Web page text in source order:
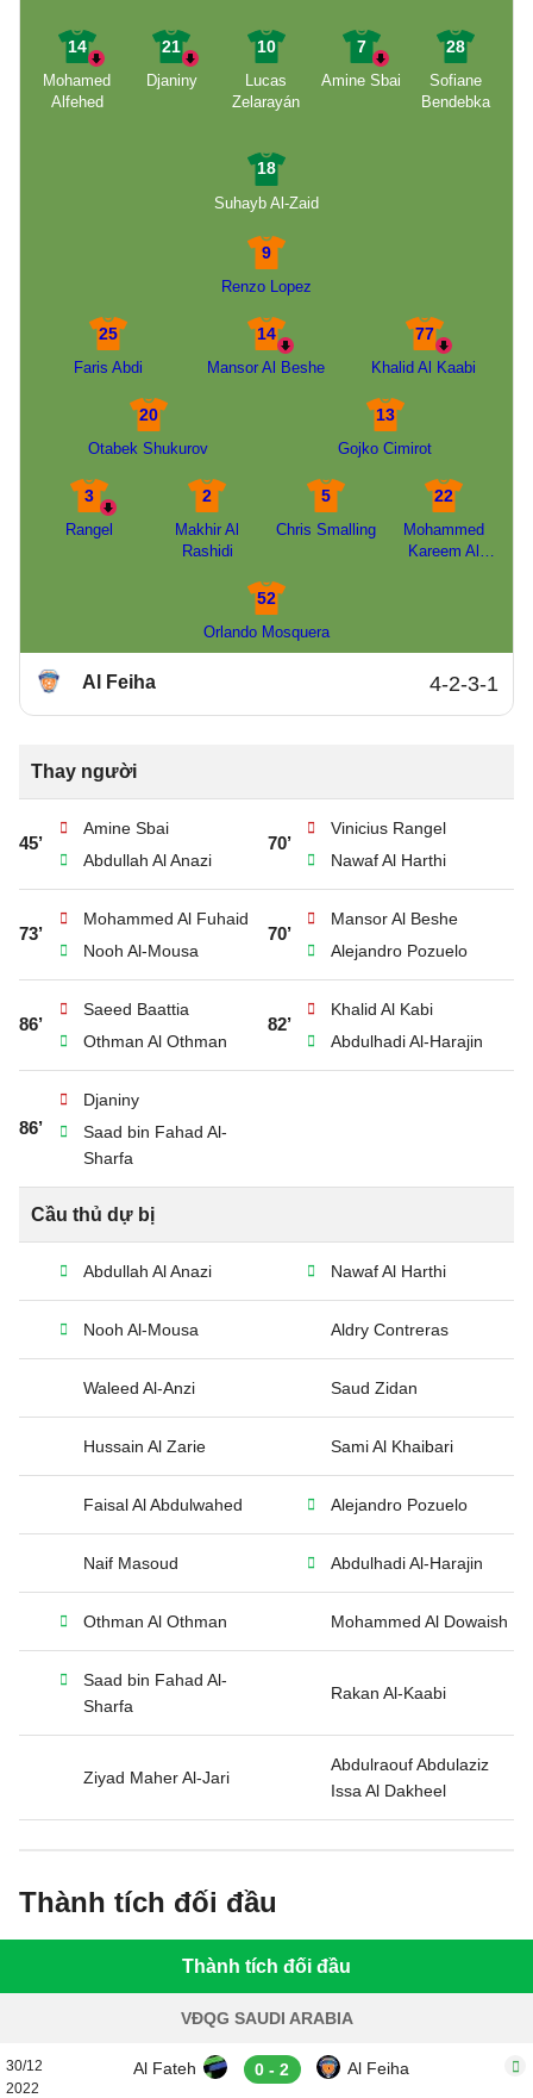
14
Mohamed
Alfehed
21
Djaniny
10
Lucas
Zelarayán
7
Amine Sbai
28
Sofiane
Bendebka
18
Suhayb Al-Zaid
9
Renzo Lopez
25
Faris Abdi
14
Mansor Al Beshe
77
Khalid Al Kaabi
20
Otabek Shukurov
13
Gojko Cimirot
3
Rangel
2
Makhir Al
Rashidi
5
Chris Smalling
22
Mohammed
Kareem Al
52
Orlando Mosquera
Al Feiha 4-2-3-1
Thay người
45’
Amine Sbai
Abdullah Al Anazi
70’
Vinicius Rangel
Nawaf Al Harthi
73’
Mohammed Al Fuhaid
Nooh Al-Mousa
70’
Mansor Al Beshe
Alejandro Pozuelo
86’
Saeed Baattia
Othman Al Othman
82’
Khalid Al Kabi
Abdulhadi Al-Harajin
86’
Djaniny
Saad bin Fahad Al-
Sharfa
Cầu thủ dự bị
Abdullah Al Anazi Nawaf Al Harthi
Nooh Al-Mousa Aldry Contreras
Waleed Al-Anzi Saud Zidan
Hussain Al Zarie Sami Al Khaibari
Faisal Al Abdulwahed Alejandro Pozuelo
Naif Masoud Abdulhadi Al-Harajin
Othman Al Othman Mohammed Al Dowaish
Saad bin Fahad Al-
Sharfa
Rakan Al-Kaabi
Ziyad Maher Al-Jari
Abdulraouf Abdulaziz
Issa Al Dakheel
Thành tích đối đầu
Thành tích đối đầu
VĐQG SAUDI ARABIA
30/12
2022
Al Fateh 0 - 2 Al Feiha